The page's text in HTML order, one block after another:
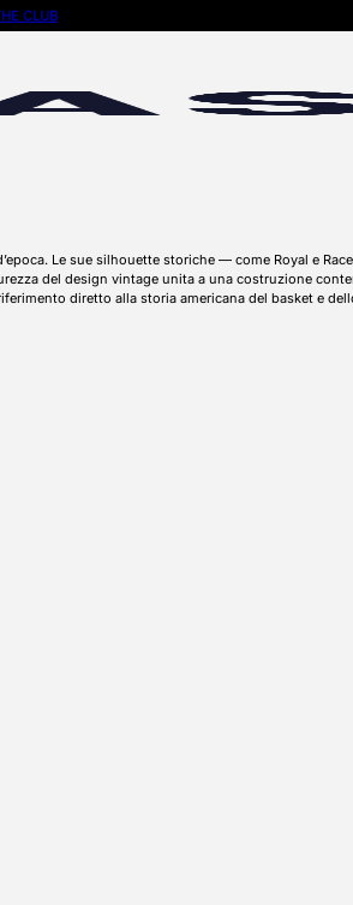
CLUB
Le sue silhouette storiche — come Royal e
del design vintage unita a una costruzione
diretto alla storia americana del basket e